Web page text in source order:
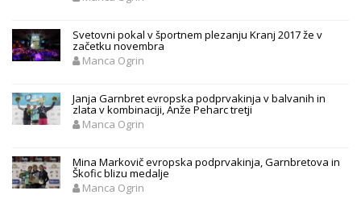
Svetovni pokal v športnem plezanju Kranj 2017 že v
začetku novembra
Manca Ogrin
Janja Garnbret evropska podprvakinja v balvanih in
zlata v kombinaciji, Anže Peharc tretji
Manca Ogrin
Mina Markovič evropska podprvakinja, Garnbretova in
Škofic blizu medalje
Manca Ogrin